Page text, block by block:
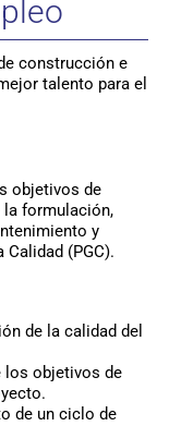
construcción e
talento para el
objetivos de
la formulación,
y
(PGC).
de la calidad del
los objetivos de
de un ciclo de